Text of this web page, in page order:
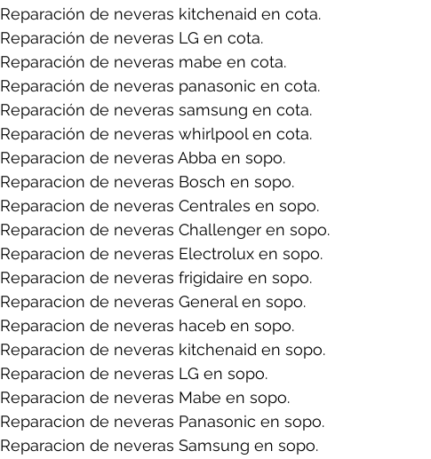
Reparación de neveras kitchenaid en cota.
Reparación de neveras LG en cota.
Reparación de neveras mabe en cota.
Reparación de neveras panasonic en cota.
Reparación de neveras samsung en cota.
Reparación de neveras whirlpool en cota.
Reparacion de neveras Abba en sopo.
Reparacion de neveras Bosch en sopo.
Reparacion de neveras Centrales en sopo.
Reparacion de neveras Challenger en sopo.
Reparacion de neveras Electrolux en sopo.
Reparacion de neveras frigidaire en sopo.
Reparacion de neveras General en sopo.
Reparacion de neveras haceb en sopo.
Reparacion de neveras kitchenaid en sopo.
Reparacion de neveras LG en sopo.
Reparacion de neveras Mabe en sopo.
Reparacion de neveras Panasonic en sopo.
Reparacion de neveras Samsung en sopo.